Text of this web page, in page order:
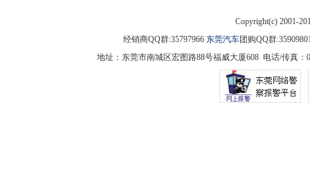
Copyright(c) 2001-
经销商QQ群:35797966 东莞汽车团购QQ群
地址：东莞市南城区宏图路88号福威大厦608 电话/传真：